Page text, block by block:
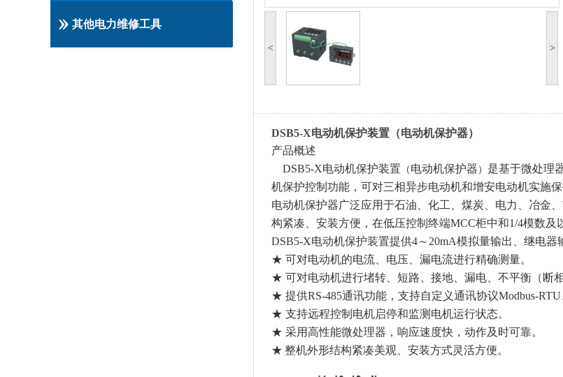
其他电力维修工具
< >
DSB5-X电动机保护装置（电动机保护器）
产品概述
DSB5-X电动机保护装置 （ 电动机保护器 ） 是基于微处理
机保护控制功能，可对三相异步电动机和增安电动机实施
电动机保护器广泛应用于石油、化工、煤炭、电力、冶金
构紧凑、安装方便，在低压控制终端MCC柜中和1/4模数及
DSB5-X电动机保护装置提供4～20mA模拟量输出、继电器
★ 可对电动机的电流、电压、漏电流进行精确测量。
★ 可对电动机进行堵转、短路、接地、漏电、不平衡（断
★ 提供RS-485通讯功能，支持自定义通讯协议Modbus-RTU
★ 支持远程控制电机启停和监测电机运行状态。
★ 采用高性能微处理器，响应速度快，动作及时可靠。
★ 整机外形结构紧凑美观、安装方式灵活方便。